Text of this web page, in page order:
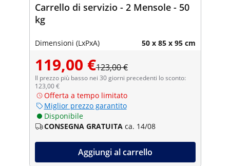
Carrello di servizio - 2 Mensole - 50
kg
Dimensioni (LxPxA) 50 x 85 x 95 cm
119,00 €123,00 €
Il prezzo più basso nei 30 giorni precedenti lo sconto:
123,00 €
Offerta a tempo limitato
Miglior prezzo garantito
Disponibile
CONSEGNA GRATUITA ca. 14/08
Aggiungi al carrello